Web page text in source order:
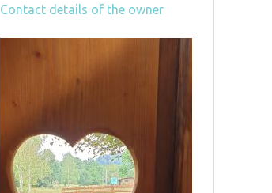
Contact details of the owner